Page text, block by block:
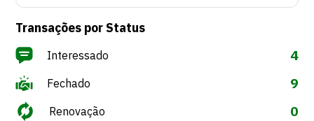
Transações por Status
Interessado 4
Fechado 9
Renovação 0